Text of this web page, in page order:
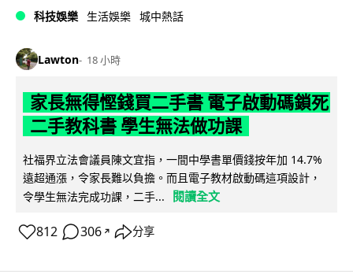
科技娛樂 生活娛樂 城中熱話
Lawton 18 小時
家長無得慳錢買二手書 電子啟動碼鎖死
二手教科書 學生無法做功課
社福界立法會議員陳文宜指，一間中學書單價錢按年加 14.7%
遠超通漲，令家長難以負擔。而且電子教材啟動碼這項設計，
令學生無法完成功課，二手...
閱讀全文
812 306 ↗ 分享